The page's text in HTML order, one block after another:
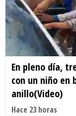
En pleno día,
con un niño en
anillo(Video)
Hace 23 horas